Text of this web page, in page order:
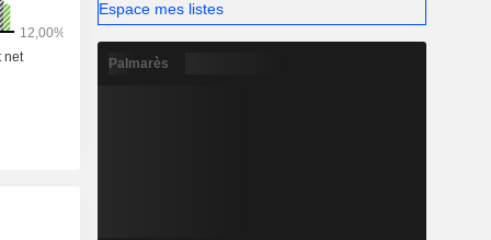
Espace mes listes
Palmarès